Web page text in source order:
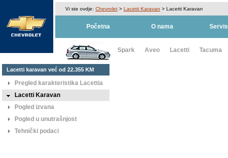
Vi ste ovdje: Chevrolet > Lacetti Karavan > Lacetti Karavan
Početna O nama Servis
Spark Aveo Lacetti Tacuma
Lacetti karavan već od 22.355 KM
Pregled karakteristika Lacettia
Lacetti Karavan
Pogled izvana
Pogled u unutrašnjost
Tehnički podaci